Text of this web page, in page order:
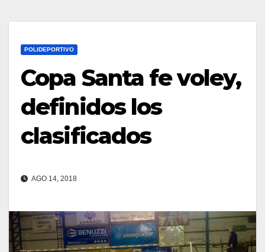
POLIDEPORTIVO
Copa Santa fe voley,
definidos los
clasificados
AGO 14, 2018